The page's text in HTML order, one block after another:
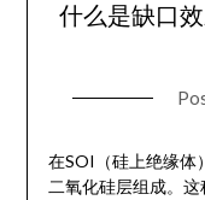
什么是缺口
在SOI（硅上绝缘体
二氧化硅层组成。